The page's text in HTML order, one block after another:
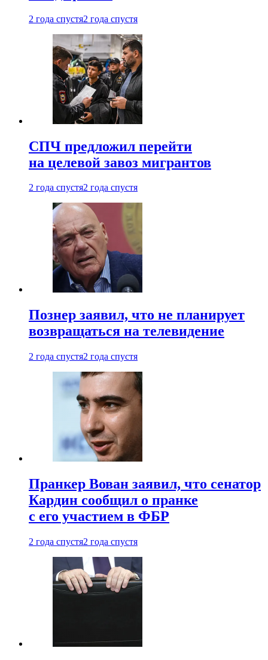
2 года спустя2 года спустя
СПЧ предложил перейти
на целевой завоз мигрантов
2 года спустя2 года спустя
Познер заявил, что не планирует
возвращаться на телевидение
2 года спустя2 года спустя
Пранкер Вован заявил, что сенатор
Кардин сообщил о пранке
с его участием в ФБР
2 года спустя2 года спустя